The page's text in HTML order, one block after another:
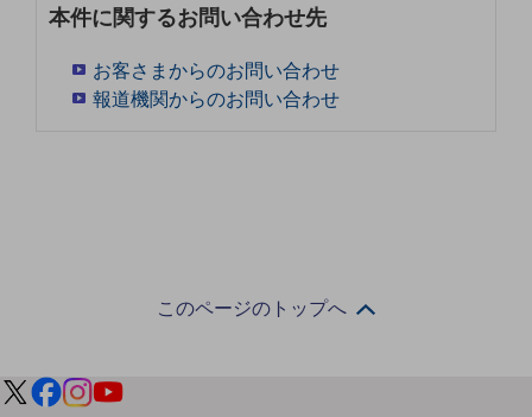
ニュースリリース
地域からの発表
NTTドコモビジネスグループのサステナビリティ
サステナビリティレポート
本件に関するお問い合わせ先
お客さまからのお問い合わせ
報道機関からのお問い合わせ
このページのトップへ